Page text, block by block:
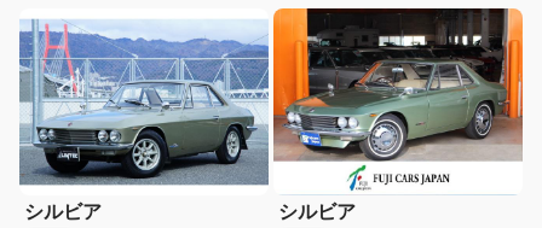
ストオイルクーラー新
シルビア シルビア